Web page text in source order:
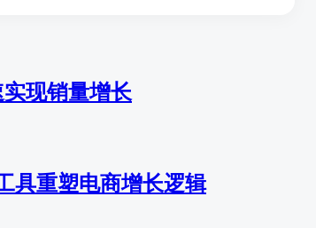
现销量增长
具重塑电商增长逻辑